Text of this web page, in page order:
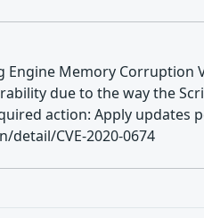
Engine Memory
due to the way the
action: Apply
detail/CVE-2020-0674